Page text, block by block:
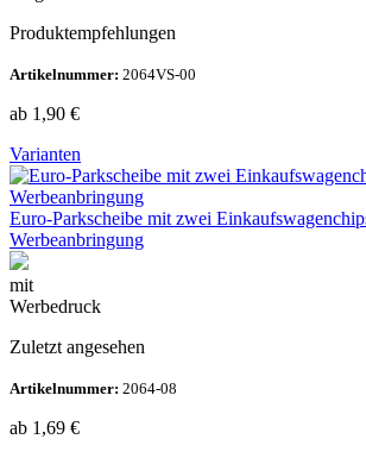
Produktempfehlungen
Artikelnummer: 2064VS-00
ab 1,90 €
Varianten
Euro-Parkscheibe mit zwei
Werbeanbringung
mit
Werbedruck
Zuletzt angesehen
Artikelnummer: 2064-08
ab 1,69 €